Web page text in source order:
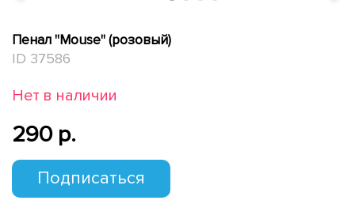
Пенал "Mouse" (розовый)
ID 37586
Нет в наличии
290 p.
Подписаться